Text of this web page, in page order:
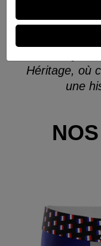
chaque fil
artisanale,
façonnée
Héritage, où
une